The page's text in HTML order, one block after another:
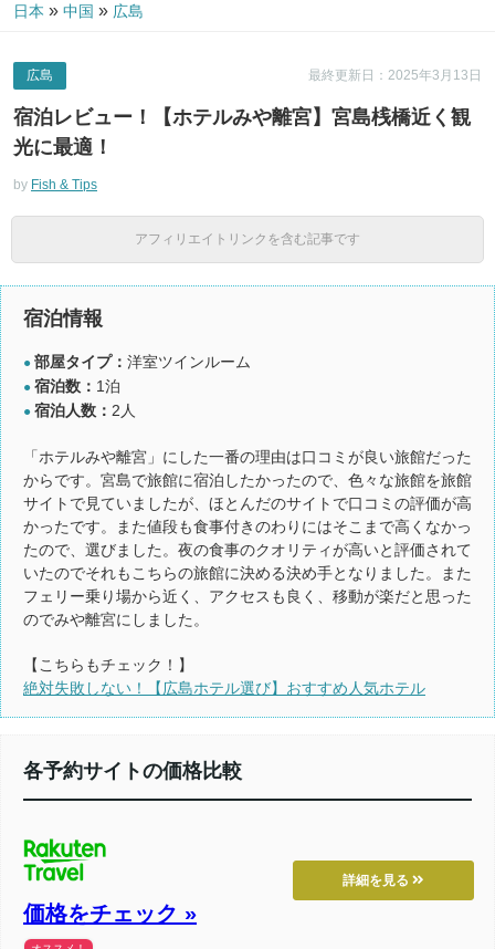
日本 » 中国 » 広島
最終更新日：2025年3月13日
広島
宿泊レビュー！【ホテルみや離宮】宮島桟橋近く観
光に最適！
by Fish & Tips
アフィリエイトリンクを含む記事です
宿泊情報
● 部屋タイプ： 洋室ツインルーム
● 宿泊数： 1泊
● 宿泊人数： 2人
「ホテルみや離宮」にした一番の理由は口コミが良い旅館だった
からです。宮島で旅館に宿泊したかったので、色々な旅館を旅館
サイトで見ていましたが、ほとんだのサイトで口コミの評価が高
かったです。また値段も食事付きのわりにはそこまで高くなかっ
たので、選びました。夜の食事のクオリティが高いと評価されて
いたのでそれもこちらの旅館に決める決め手となりました。また
フェリー乗り場から近く、アクセスも良く、移動が楽だと思った
のでみや離宮にしました。
【こちらもチェック！】
絶対失敗しない！【広島ホテル選び】おすすめ人気ホテル
各予約サイトの価格比較
詳細を見る
価格をチェック »